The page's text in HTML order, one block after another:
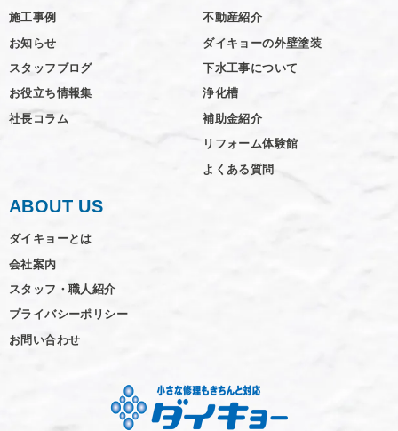
施工事例
お知らせ
スタッフブログ
お役立ち情報集
社長コラム
不動産紹介
ダイキョーの外壁塗装
下水工事について
浄化槽
補助金紹介
リフォーム体験館
よくある質問
ABOUT US
ダイキョーとは
会社案内
スタッフ・職人紹介
プライバシーポリシー
お問い合わせ